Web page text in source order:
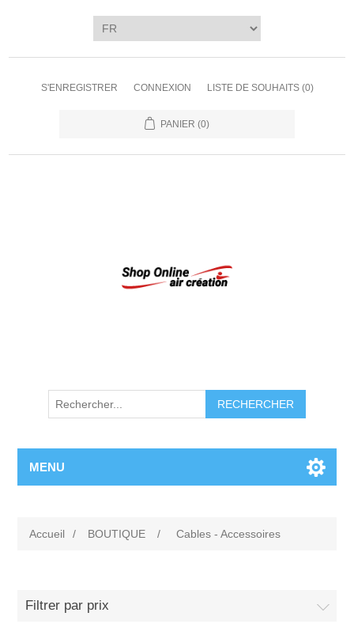
S'ENREGISTRER CONNEXION LISTE DE SOUHAITS (0)
PANIER (0)
RECHERCHER
MENU
Accueil / BOUTIQUE / Cables - Accessoires
Filtrer par prix